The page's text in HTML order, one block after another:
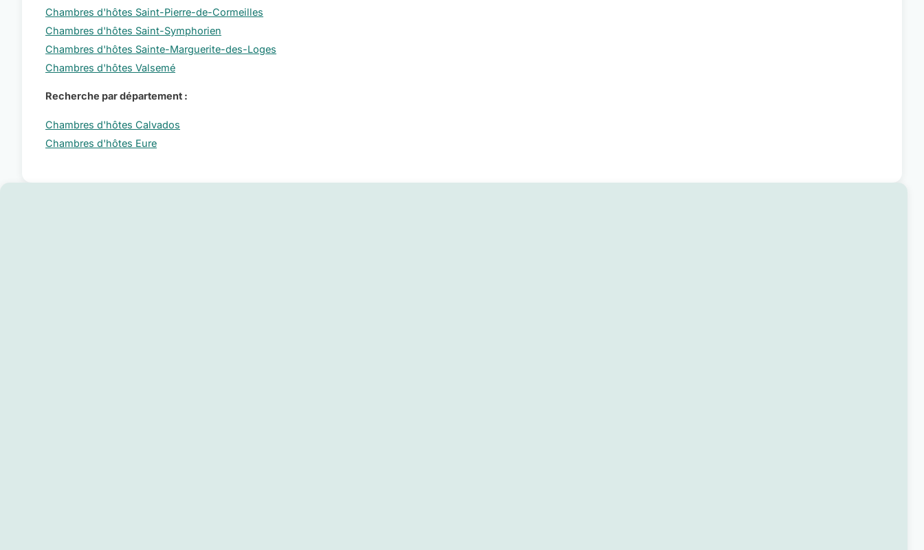
Chambres d'hôtes Saint-Pierre-de-Cormeilles
Chambres d'hôtes Saint-Symphorien
Chambres d'hôtes Sainte-Marguerite-des-Loges
Chambres d'hôtes Valsemé
Recherche par département :
Chambres d'hôtes Calvados
Chambres d'hôtes Eure